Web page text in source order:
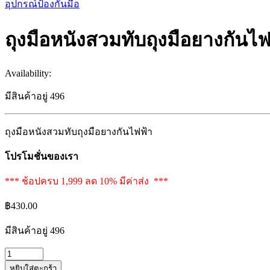
อุปกรณ์ป้องกันมือ
ถุงมือหนังสวมทับถุงมือยางกันไ
Availability:
มีสินค้าอยู่ 496
ถุงมือหนังสวมทับถุงมือยางกันไฟฟ้า
โปรโมชั่นของเรา
*** ช้อปครบ 1,999 ลด 10% มีค่าส่ง ***
฿430.00
มีสินค้าอยู่ 496
ถุงมือ